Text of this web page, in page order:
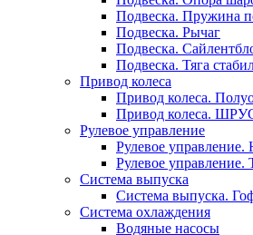
Подвеска. Пружина
Подвеска. Рычаг
Подвеска.
Подвеска. Тяга
Привод колеса
Привод колеса.
Привод колеса.
Рулевое управление
Рулевое управление.
Рулевое управление.
Система выпуска
Система выпуска.
Система охлаждения
Водяные насосы